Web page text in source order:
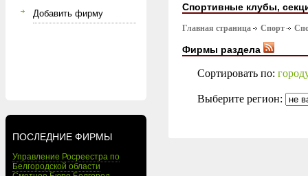
Добавить фирму
ПОСЛЕДНИЕ ФИРМЫ
Управление Росреестра по
Белгородской области
Спортивные клубы,
Главная страница Спорт
Фирмы раздела
Сортировать по:
Выберите регион: